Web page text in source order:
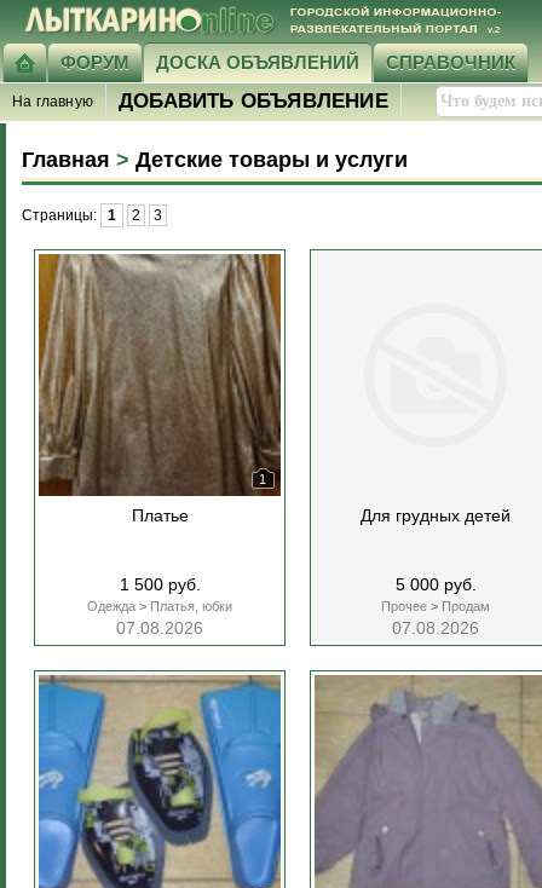
ФОРУМ ДОСКА ОБЪЯВЛЕНИЙ СПРАВОЧНИК
На главную ДОБАВИТЬ ОБЪЯВЛЕНИЕ
Главная > Детские товары и услуги
Страницы: 1 2 3
1
Платье
1 500 руб.
Одежда > Платья, юбки
07.08.2026
Для грудных детей
5 000 руб.
Прочее > Продам
07.08.2026